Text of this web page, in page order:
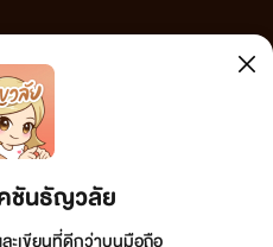
ชันธัญวลัย
ะเขียนที่ดีกว่าบนมือถือ
ความใดๆ ทั้งสิ้น ดังนั้นผู้อ่านทุกท่านโปรดใช้
พบข้อความใดๆ ที่ขัดต่อกฎหมายและศีลธรรม
ะได้ดำเนินการในทันที ทั้งนี้ ทางเว็บไซต์ขอสงวน
ศ.2558